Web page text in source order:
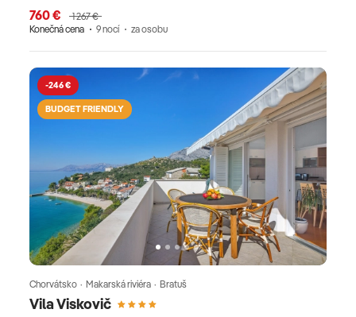
760 €
1 267 €
Konečná cena
9 nocí za osobu
-246 €
BUDGET FRIENDLY
Vila Viskovič
Chorvátsko · Makarská riviéra · Bratuš